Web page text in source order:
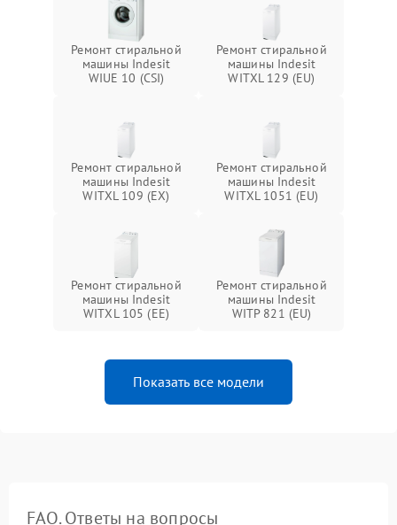
Ремонт стиральной
машины Indesit
WIUE 10 (CSI)
Ремонт стиральной
машины Indesit
WITXL 129 (EU)
Ремонт стиральной
машины Indesit
WITXL 109 (EX)
Ремонт стиральной
машины Indesit
WITXL 1051 (EU)
Ремонт стиральной
машины Indesit
WITXL 105 (EE)
Ремонт стиральной
машины Indesit
WITP 821 (EU)
Показать все модели
FAQ. Ответы на вопросы